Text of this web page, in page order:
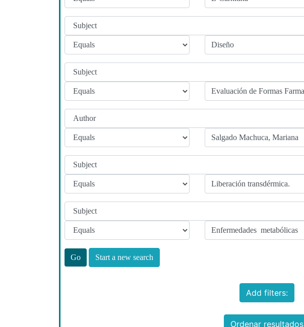
Start a new search
Add filters:
Ordenar resultados